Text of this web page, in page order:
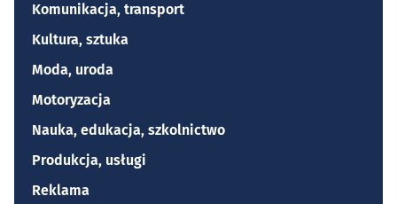
Komunikacja, transport
Kultura, sztuka
Moda, uroda
Motoryzacja
Nauka, edukacja, szkolnictwo
Produkcja, usługi
Reklama